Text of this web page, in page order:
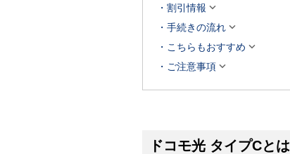
割引情報 
手続きの流れ
こちらもおすすめ 
ご注意事項
ドコモ光 タイプCとは